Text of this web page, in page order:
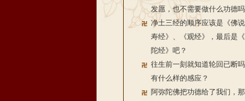
发愿，也不需要做什么功德吗
净土三经的顺序应该是《佛
寿经》、《观经》，最后是
陀经》吧？
往生前一刻就知道轮回已断
有什么样的感应？
阿弥陀佛把功德给了我们，